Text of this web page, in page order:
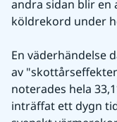
andra sidan blir
köldrekord under
En väderhändelse
av
noterades hela
inträffat ett dygn